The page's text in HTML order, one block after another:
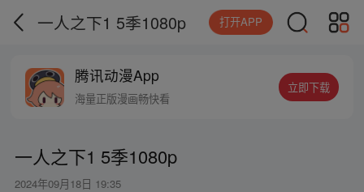
一人之下1 5季1080p 打开APP
腾讯动漫App
海量正版漫画畅快看
立即下载
一人之下1 5季1080p
2024年09月18日 19:35